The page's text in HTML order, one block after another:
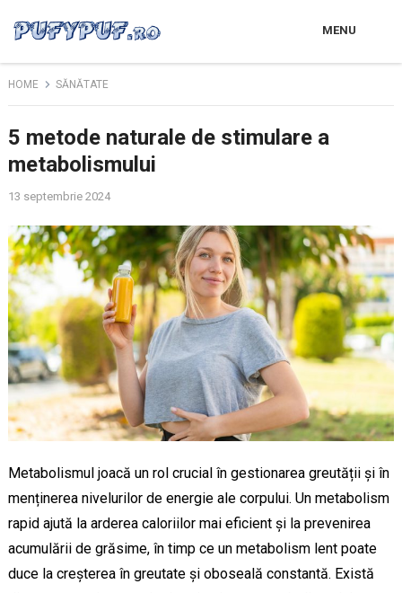
MENU
HOME SĂNĂTATE
5 metode naturale de stimulare a
metabolismului
13 septembrie 2024
Metabolismul joacă un rol crucial în gestionarea greutății și în
menținerea nivelurilor de energie ale corpului. Un metabolism
rapid ajută la arderea caloriilor mai eficient și la prevenirea
acumulării de grăsime, în timp ce un metabolism lent poate
duce la creșterea în greutate și oboseală constantă. Există